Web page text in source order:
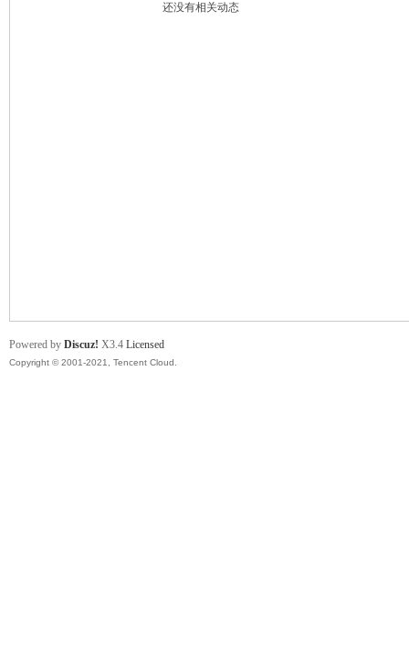
还没有相关动态
Powered by Discuz! X3.4 Licensed
Copyright © 2001-2021, Tencent Cloud.